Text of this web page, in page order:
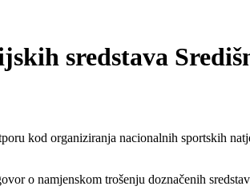
sredstava
kod organiziranja nacionalnih sportskih
o namjenskom trošenju doznačenih